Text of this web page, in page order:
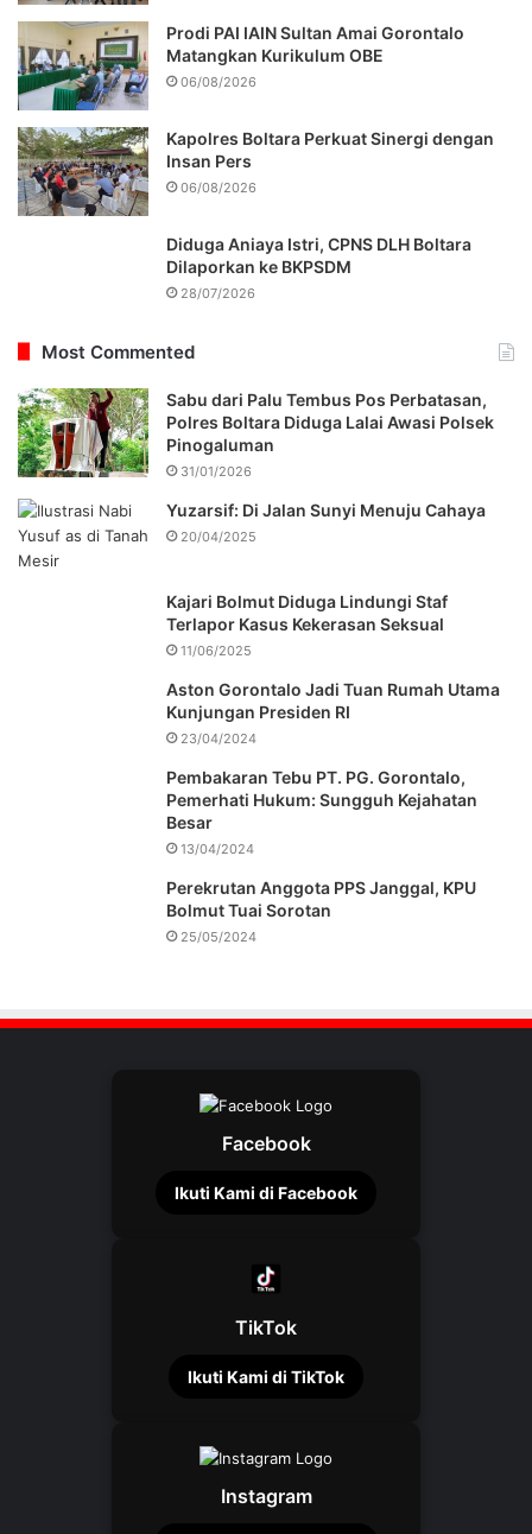
Prodi PAI IAIN Sultan Amai Gorontalo
Matangkan Kurikulum OBE
06/08/2026
Kapolres Boltara Perkuat Sinergi dengan
Insan Pers
06/08/2026
Diduga Aniaya Istri, CPNS DLH Boltara
Dilaporkan ke BKPSDM
28/07/2026
Most Commented
Sabu dari Palu Tembus Pos Perbatasan,
Polres Boltara Diduga Lalai Awasi Polsek
Pinogaluman
31/01/2026
Yuzarsif: Di Jalan Sunyi Menuju Cahaya
20/04/2025
Kajari Bolmut Diduga Lindungi Staf
Terlapor Kasus Kekerasan Seksual
11/06/2025
Aston Gorontalo Jadi Tuan Rumah Utama
Kunjungan Presiden RI
23/04/2024
Pembakaran Tebu PT. PG. Gorontalo,
Pemerhati Hukum: Sungguh Kejahatan
Besar
13/04/2024
Perekrutan Anggota PPS Janggal, KPU
Bolmut Tuai Sorotan
25/05/2024
Facebook
Ikuti Kami di Facebook
TikTok
Ikuti Kami di TikTok
Instagram